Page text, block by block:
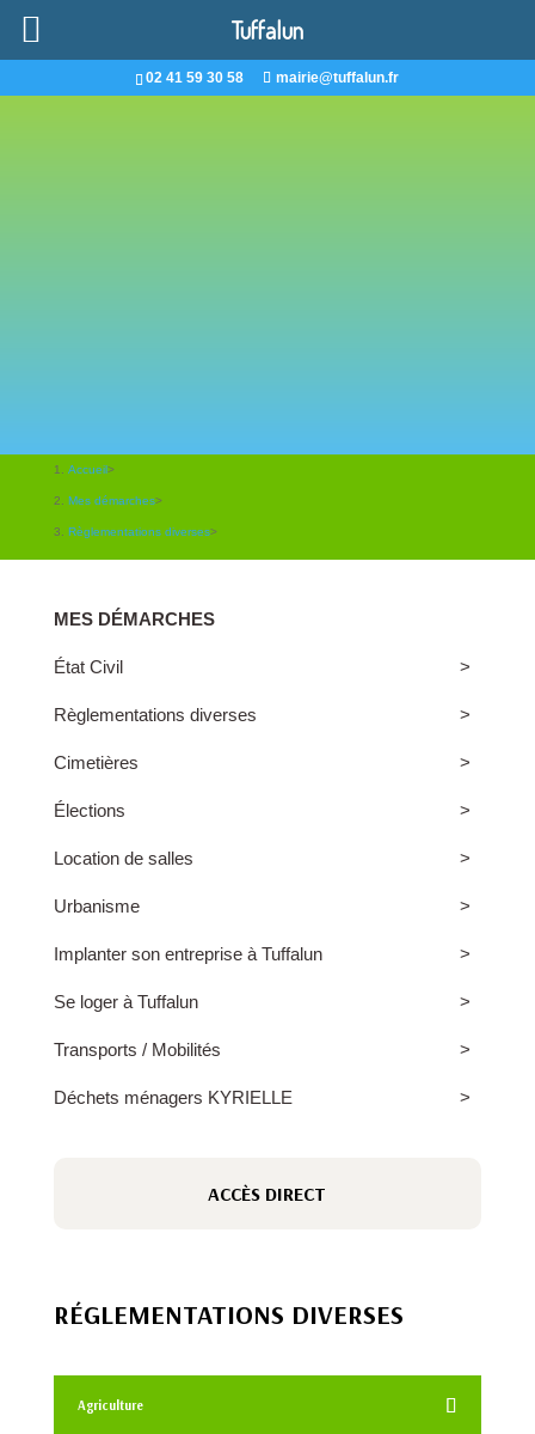
02 41 59 30 58 mairie@tuffalun.fr
Accueil>
Mes démarches>
Règlementations diverses>
MES DÉMARCHES
État Civil
Règlementations diverses
Cimetières
Élections
Location de salles
Urbanisme
Implanter son entreprise à Tuffalun
Se loger à Tuffalun
Transports / Mobilités
Déchets ménagers KYRIELLE
ACCÈS DIRECT
RÉGLEMENTATIONS DIVERSES
Agriculture
Tuffalun